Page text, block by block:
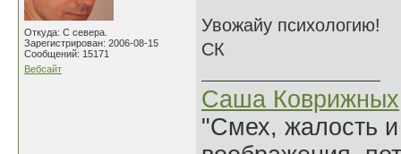
Откуда: С севера.
Зарегистрирован: 2006-08-15
Сообщений: 15171
Вебсайт
Увожайу психологию!
СК
Саша Коврижных
"Смех, жалость